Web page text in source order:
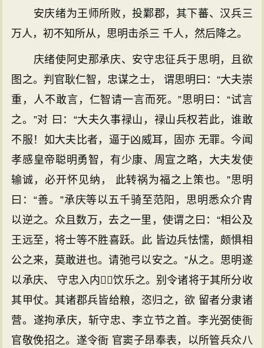
安庆绪为王师所败，投鄴郡，其下蕃、汉兵三
万人，初不知所从，思明击杀三 千人，然后降之。
庆绪使阿史那承庆、安守忠征兵于思明，且欲
图之。判官耿仁智，忠谋之士， 谓思明曰：“大夫崇
重，人不敢言，仁智请一言而死。”思明曰：“试言
之。”对 曰：“大夫久事禄山，禄山兵权若此，谁敢
不服！如大夫比者，逼于凶威耳，固亦 无罪。今闻
孝感皇帝聪明勇智，有少康、周宣之略，大夫发使
输诚，必开怀见纳， 此转祸为福之上策也。”思明
曰：“善。”承庆等以五千骑至范阳，思明悉众介胄
以逆之。众且数万，去之一里，使谓之曰：“相公及
王远至，将士等不胜喜跃。此 皆边兵怯懦，颇惧相
公之来，莫敢进也。请弛弓以安之。”从之。思明遂
以承庆、 守忠入内，饮乐之。别令诸将于其所分收
其甲仗。其诸郡兵皆给粮，恣归之，欲 留者分隶诸
营。遂拘承庆，斩守忠、李立节之首。李光弼使衙
官敬俛招之。遂令衙 官窦子昂奉表，以所管兵众八